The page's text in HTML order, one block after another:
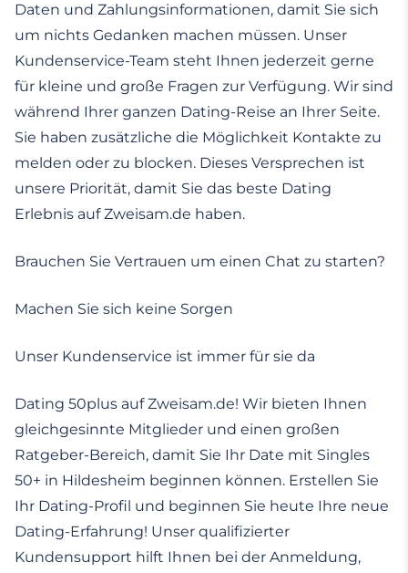
Daten und Zahlungsinformationen, damit Sie sich
um nichts Gedanken machen müssen. Unser
Kundenservice-Team steht Ihnen jederzeit gerne
für kleine und große Fragen zur Verfügung. Wir sind
während Ihrer ganzen Dating-Reise an Ihrer Seite.
Sie haben zusätzliche die Möglichkeit Kontakte zu
melden oder zu blocken. Dieses Versprechen ist
unsere Priorität, damit Sie das beste Dating
Erlebnis auf Zweisam.de haben.
Brauchen Sie Vertrauen um einen Chat zu starten?
Machen Sie sich keine Sorgen
Unser Kundenservice ist immer für sie da
Dating 50plus auf Zweisam.de! Wir bieten Ihnen
gleichgesinnte Mitglieder und einen großen
Ratgeber-Bereich, damit Sie Ihr Date mit Singles
50+ in Hildesheim beginnen können. Erstellen Sie
Ihr Dating-Profil und beginnen Sie heute Ihre neue
Dating-Erfahrung! Unser qualifizierter
Kundensupport hilft Ihnen bei der Anmeldung,